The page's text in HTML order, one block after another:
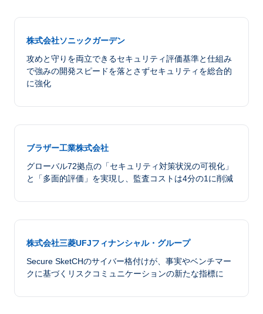
株式会社ソニックガーデン
攻めと守りを両立できるセキュリティ評価基準と仕組み
で強みの開発スピードを落とさずセキュリティを総合的
に強化
ブラザー工業株式会社
グローバル72拠点の「セキュリティ対策状況の可視化」
と「多面的評価」を実現し、監査コストは4分の1に削減
株式会社三菱UFJフィナンシャル・グループ
Secure SketCHのサイバー格付けが、事実やベンチマー
クに基づくリスクコミュニケーションの新たな指標に